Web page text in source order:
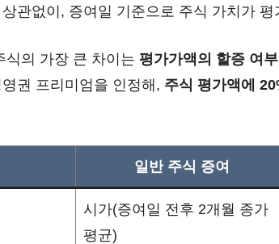
관없이, 증여일 기준으로 주식 가치가
식의 가장 큰 차이는 평가가액의 할증 여부
권 프리미엄을 인정해, 주식 평가액에
일반 주식 증여
시가(증여일 전후 2개월 종가
평균)